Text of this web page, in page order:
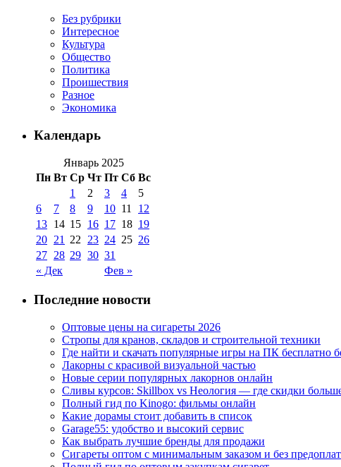
Без рубрики
Интересное
Культура
Общество
Политика
Проишествия
Разное
Экономика
Календарь
Январь 2025
Пн Вт Ср Чт Пт Сб Вс
« Дек Фев »
1 2 3 4
5
6
7 8 9 10 11
12
13 14 15 16 17 18 19
20 21 22 23 24 25 26
27 28 29 30 31
Последние новости
Оптовые цены на сигареты 2026
Стропы для кранов, складов и строительной техники
Где найти и скачать популярные игры на ПК бесплатно
Лакорны с красивой визуальной частью
Новые серии популярных лакорнов онлайн
Сливы курсов: Skillbox vs Неология — где скидки
Полный гид по Kinogo: фильмы онлайн
Какие дорамы стоит добавить в список
Garage55: удобство и высокий сервис
Как выбрать лучшие бренды для продажи
Сигареты оптом с минимальным заказом и без